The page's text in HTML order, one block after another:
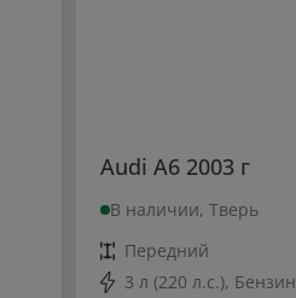
Audi A6 2003 г
В наличии, Тверь
Передний
3 л (220 л.с.), Бензин